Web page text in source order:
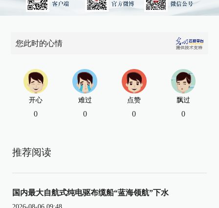
您此时的心情
开心
0
难过
0
点赞
0
飘过
0
推荐阅读
国内最大自航式纯电驱布缆船“蓝海领航”下水